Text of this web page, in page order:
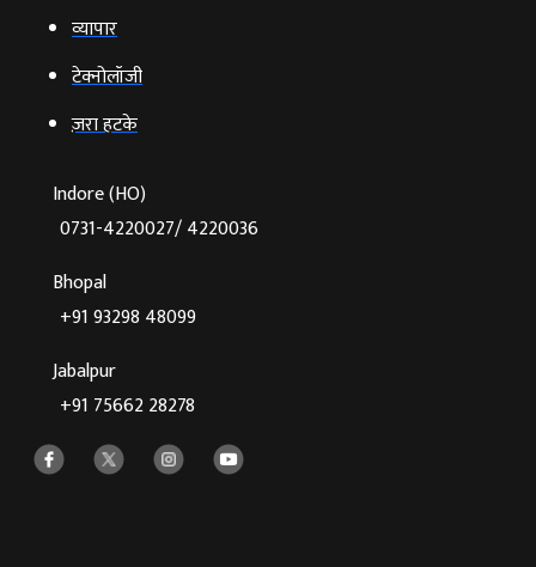
व्‍यापार
टेक्‍नोलॉजी
ज़रा हटके
Indore (HO)
0731-4220027/ 4220036
Bhopal
+91 93298 48099
Jabalpur
+91 75662 28278